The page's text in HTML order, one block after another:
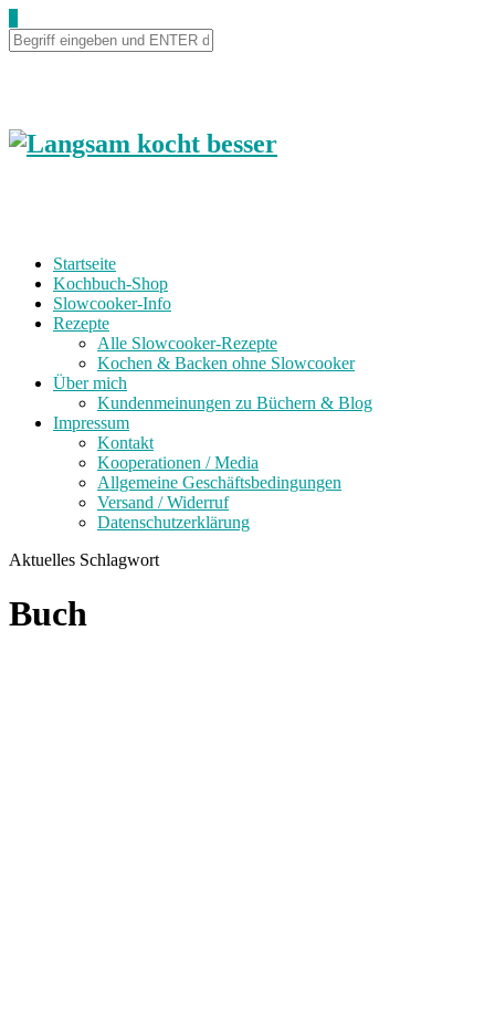
Startseite
Kochbuch-Shop
Slowcooker-Info
Rezepte
Alle Slowcooker-Rezepte
Kochen & Backen ohne Slowcooker
Über mich
Kundenmeinungen zu Büchern & Blog
Impressum
Kontakt
Kooperationen / Media
Allgemeine Geschäftsbedingungen
Versand / Widerruf
Datenschutzerklärung
Aktuelles Schlagwort
Buch